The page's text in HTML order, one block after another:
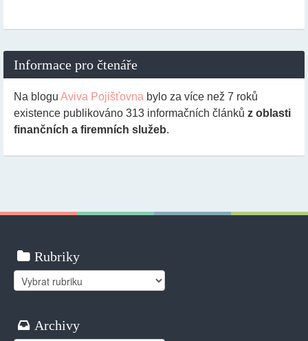
Informace pro čtenáře
Na blogu Aviva Pojišťovna bylo za více než 7 roků
existence publikováno 313 informačních článků z oblasti
finančních a firemních služeb.
Rubriky
Rubriky
Archivy